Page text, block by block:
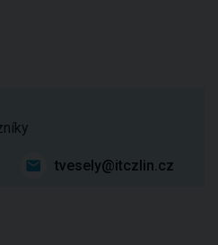
tvesely@itczlin.cz